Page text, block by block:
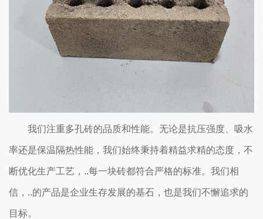
我们注重多孔砖的品质和性能。无论是抗压强度、吸水
率还是保温隔热性能，我们始终秉持着精益求精的态度，不
断优化生产工艺，..每一块砖都符合严格的标准。我们相
信，..的产品是企业生存发展的基石，也是我们不懈追求的
目标。